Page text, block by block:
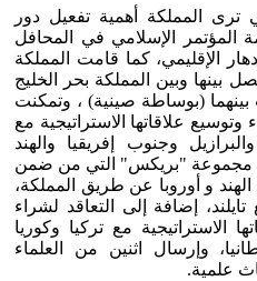
ترى المملكة أهمية تفعيل دور
المؤتمر الإسلامي في المحافل
الإقليمي، كما قامت المملكة
بينها وبين المملكة بحر الخليج
بينهما (بوساطة صينية) ، وتمكنت
علاقاتها الاستراتيجية مع
وجنوب إفريقيا والهند
مجموعة "بريكس" التي من ضمن
و أوروبا عن طريق المملكة،
إضافة إلى التعاقد لشراء
الاستراتيجية مع تركيا وكوريا
وإرسال اثنين من العلماء
علمية.